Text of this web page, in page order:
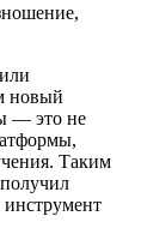
новый
— это не
Таким